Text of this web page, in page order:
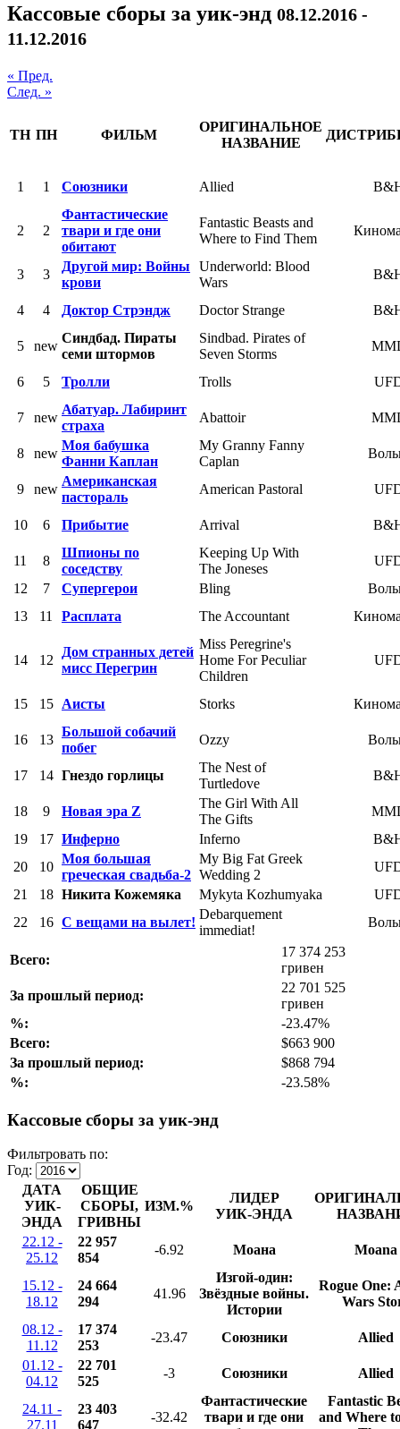
Кассовые сборы за уик-энд 08.12.2016 -
11.12.2016
« Пред.
След. »
ТН ПН ФИЛЬМ
ОРИГИНАЛЬНОЕ
НАЗВАНИЕ
1 1 Союзники Allied
2 2
Фантастические
твари и где они
обитают
Fantastic Beasts and
Where to Find Them
3 3
Другой мир: Войны
крови
Underworld: Blood
Wars
4 4 Доктор Стрэндж Doctor Strange
5 new
Синдбад. Пираты
семи штормов
Sindbad. Pirates of
Seven Storms
6 5 Тролли Trolls
7 new
Абатуар. Лабиринт
страха
Abattoir
8 new
Моя бабушка
Фанни Каплан
My Granny Fanny
Caplan
9 new
Американская
пастораль
American Pastoral
10 6 Прибытие Arrival
11 8
Шпионы по
соседству
Keeping Up With
The Joneses
12
7 Супергерои Bling
13
11 Расплата The Accountant
14 12
Дом странных детей
мисс Перегрин
Miss Peregrine's
Home For Peculiar
Children
15 15 Аисты Storks
16 13
Большой собачий
побег
Ozzy
17 14 Гнездо горлицы
The Nest of
Turtledove
18 9 Новая эра Z
The Girl With All
The Gifts
19
17 Инферно Inferno
20
10
Моя большая
греческая свадьба-2
My Big Fat Greek
Wedding 2
21
18 Никита Кожемяка Mykyta Kozhumyaka
22
16 C вещами на вылет!
Debarquement
immediat!
Всего:
17 374 253
гривен
За прошлый период:
22 701 525
гривен
%:
-23.47%
Всего:
$663 900
За прошлый период:
$868 794
%:
-23.58%
Кассовые сборы за уик-энд
Фильтровать по:
Год:
ДАТА
УИК-
ЭНДА
ОБЩИЕ
СБОРЫ,
ГРИВНЫ
ИЗМ.%
ЛИДЕР
УИК-ЭНДА
22.12 -
25.12
22 957
854
-6.92 Моана Moana
15.12 -
18.12
24 664
294
41.96
Изгой-один:
Звёздные войны.
Истории
Rogue One:
Wars
08.12 -
11.12
17 374
253
-23.47 Союзники
Allied
01.12 -
04.12
22 701
525
-3 Союзники Allied
24.11 -
27.11
23 403
647
-32.42
Фантастические
твари и где они
Fantastic
and Where